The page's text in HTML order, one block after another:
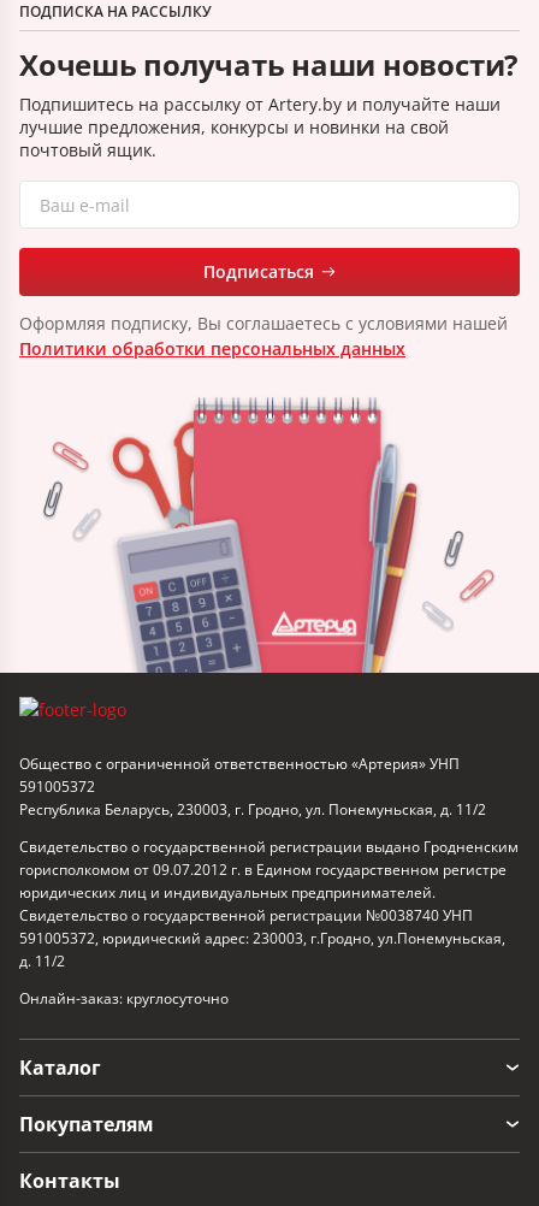
ПОДПИСКА НА РАССЫЛКУ
Хочешь получать наши новости?
Подпишитесь на рассылку от Artery.by и получайте наши
лучшие предложения, конкурсы и новинки на свой
почтовый ящик.
Подписаться
Оформляя подписку, Вы соглашаетесь с условиями нашей
Политики обработки персональных данных
Общество с ограниченной ответственностью «Артерия» УНП
591005372
Республика Беларусь, 230003, г. Гродно, ул. Понемуньская, д. 11/2
Свидетельство о государственной регистрации выдано Гродненским
горисполкомом от 09.07.2012 г. в Едином государственном регистре
юридических лиц и индивидуальных предпринимателей.
Свидетельство о государственной регистрации №0038740 УНП
591005372, юридический адрес: 230003, г.Гродно, ул.Понемуньская,
д. 11/2
Онлайн-заказ: круглосуточно
Каталог
Покупателям
Контакты